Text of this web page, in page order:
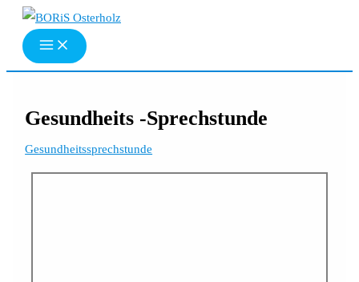
Zum
Inhalt
springen
Gesundheits -Sprechstunde
Gesundheitssprechstunde